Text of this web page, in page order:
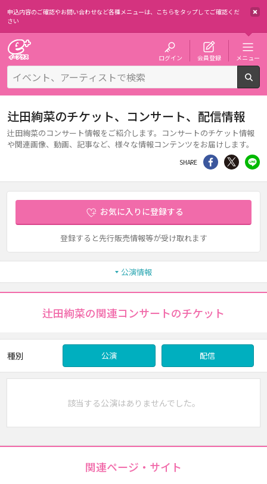
申込内容のご確認やお問い合わせなど各種メニューは、 こちらをタップしてご確認くだ
さい
ログイン 会員登録 メニュー
辻田絢菜のチケット、コンサート、配信情報
辻田絢菜のコンサート情報をご紹介します。コンサートのチケット情報
や関連画像、動画、記事など、様々な情報コンテンツをお届けします。
SHARE シェア Twitter
お気に入りに登録する
登録すると先行販売情報等が受け取れます
公演情報
辻田絢菜の関連コンサートのチケット
種別 公演 配信
該当する公演はありませんでした。
関連ページ・サイト